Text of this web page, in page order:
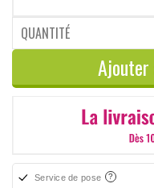
QUANTITÉ
Ajouter
Service de pose